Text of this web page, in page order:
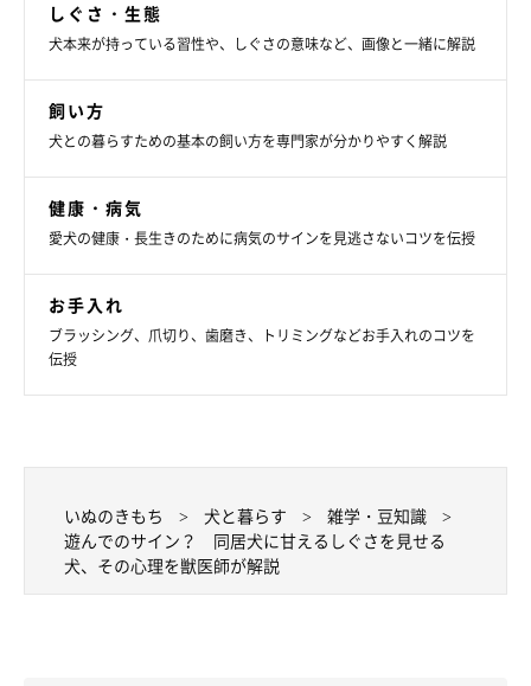
しぐさ・生態
犬本来が持っている習性や、しぐさの意味など、画像と一緒に解説
飼い方
犬との暮らすための基本の飼い方を専門家が分かりやすく解説
健康・病気
愛犬の健康・長生きのために病気のサインを見逃さないコツを伝授
お手入れ
ブラッシング、爪切り、歯磨き、トリミングなどお手入れのコツを
伝授
いぬのきもち 犬と暮らす
雑学・豆知識
遊んでのサイン？ 同居犬に甘えるしぐさを見せる
犬、その心理を獣医師が解説